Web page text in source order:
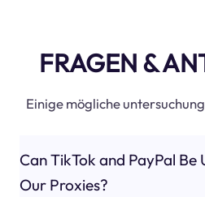
FRAGEN &
Einige mögliche
Can TikTok and PayPal Be
Our Proxies?